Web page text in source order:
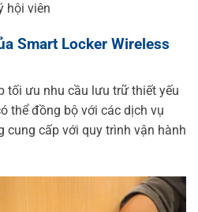
hội viên
Smart Locker Wireless
tối ưu nhu cầu lưu trữ thiết yếu
thể đồng bộ với các dịch vụ
cung cấp với quy trình vận hành